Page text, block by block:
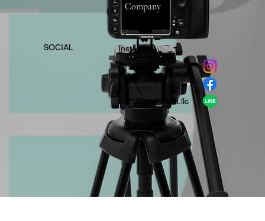
Company
​SOCIAL
Instagram
​Facebook
company＠habit.llc